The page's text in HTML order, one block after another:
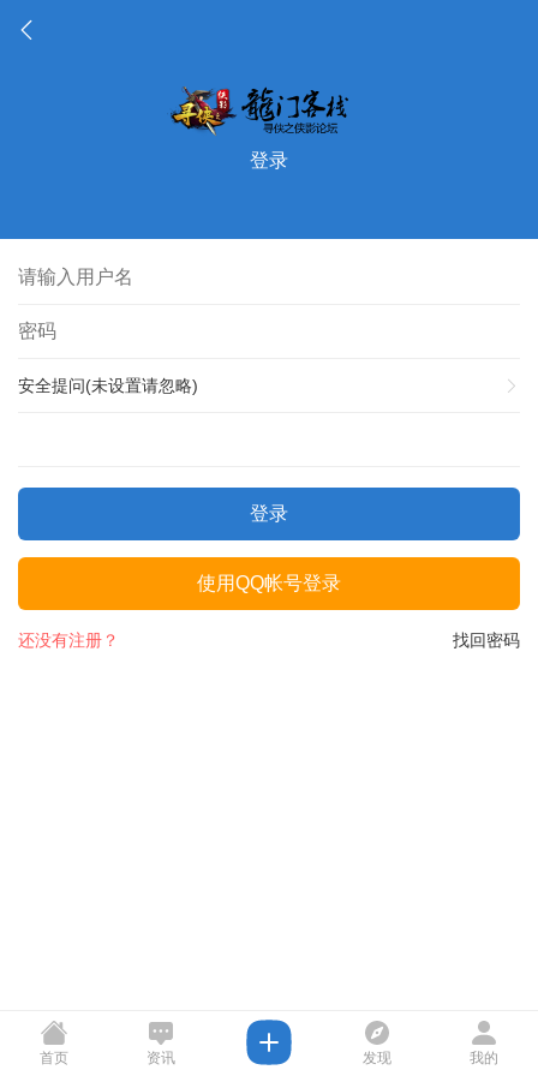
登录
安全提问(未设置请忽略)
登录
使用QQ帐号登录
找回密码
还没有注册？
首页 资讯 发现 我的